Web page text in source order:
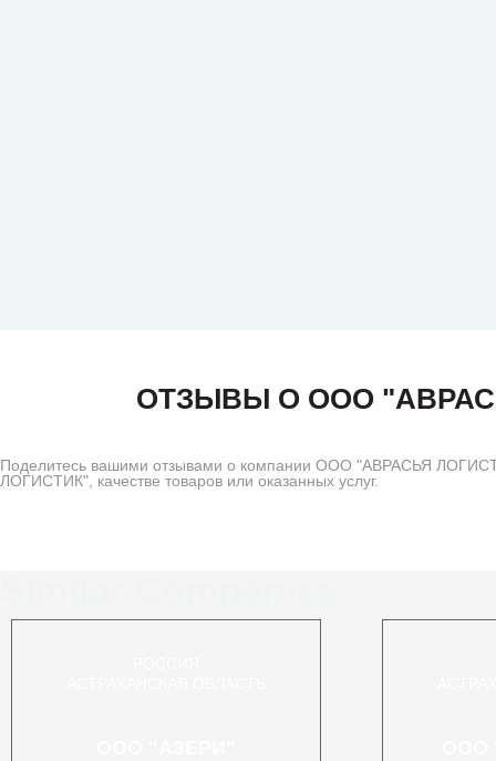
ОТЗЫВЫ О ООО
Поделитесь вашими отзывами о компании ООО "АВРАСЬЯ
ЛОГИСТИК", качестве товаров или оказанных услуг.